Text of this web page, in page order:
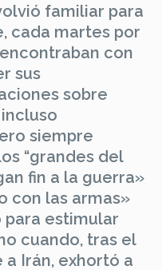
familiar para
cada martes por
con
sus
sobre
siempre
“grandes del
fin a la guerra»
con las armas»
para estimular
cuando, tras el
Irán, exhortó a